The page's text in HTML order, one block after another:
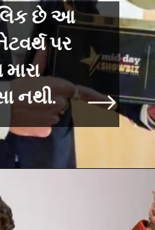
છે આ
પર
એકાઉન્ટમાં પૈસા નથી.